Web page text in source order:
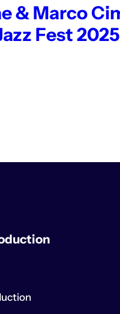
& Marco
Fest 2025